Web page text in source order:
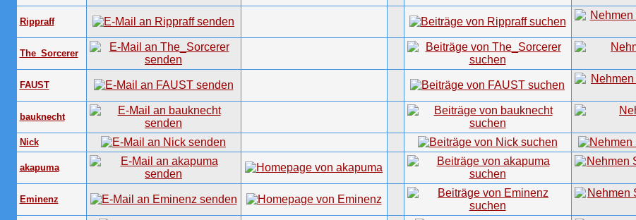
Rippraff
The_Sorcerer
FAUST
bauknecht
Nick
akapuma
Eminenz